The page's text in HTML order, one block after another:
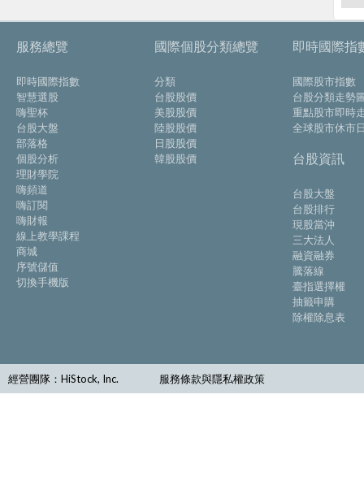
服務總覽
即時國際指數
智慧選股
嗨聖杯
台股大盤
部落格
個股分析
理財學院
嗨頻道
嗨訂閱
嗨財報
線上教學課程
商城
序號儲值
切換手機版
國際個股分類總覽
分類
台股股價
美股股價
陸股股價
日股股價
韓股股價
即時國際指
國際股市指數
台股分類走勢
重點股市即時
全球股市休市
台股資訊
台股大盤
台股排行
現股當沖
三大法人
融資融券
騰落線
臺指選擇權
抽籤申購
除權除息表
經營團隊：HiStock, Inc. 服務條款與隱私權政策